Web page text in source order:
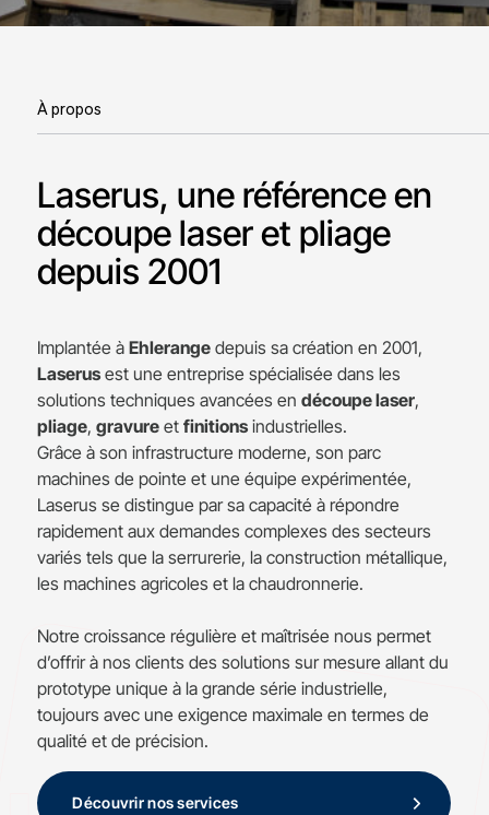
À propos
Laserus, une référence en
découpe laser et pliage
depuis 2001
Implantée àEhlerange depuis sa création en 2001,
Laserus est une entreprise spécialisée dans les
solutions techniques avancées endécoupe laser,
pliage,gravure etfinitions industrielles.
Grâce à son infrastructure moderne, son parc
machines de pointe et une équipe expérimentée,
Laserus se distingue par sa capacité à répondre
rapidement aux demandes complexes des secteurs
variés tels que la serrurerie, la construction métallique,
les machines agricoles et la chaudronnerie.
Notre croissance régulière et maîtrisée nous permet
d’offrir à nos clients des solutions sur mesure allant du
prototype unique à la grande série industrielle,
toujours avec une exigence maximale en termes de
qualité et de précision.
Découvrir nos services